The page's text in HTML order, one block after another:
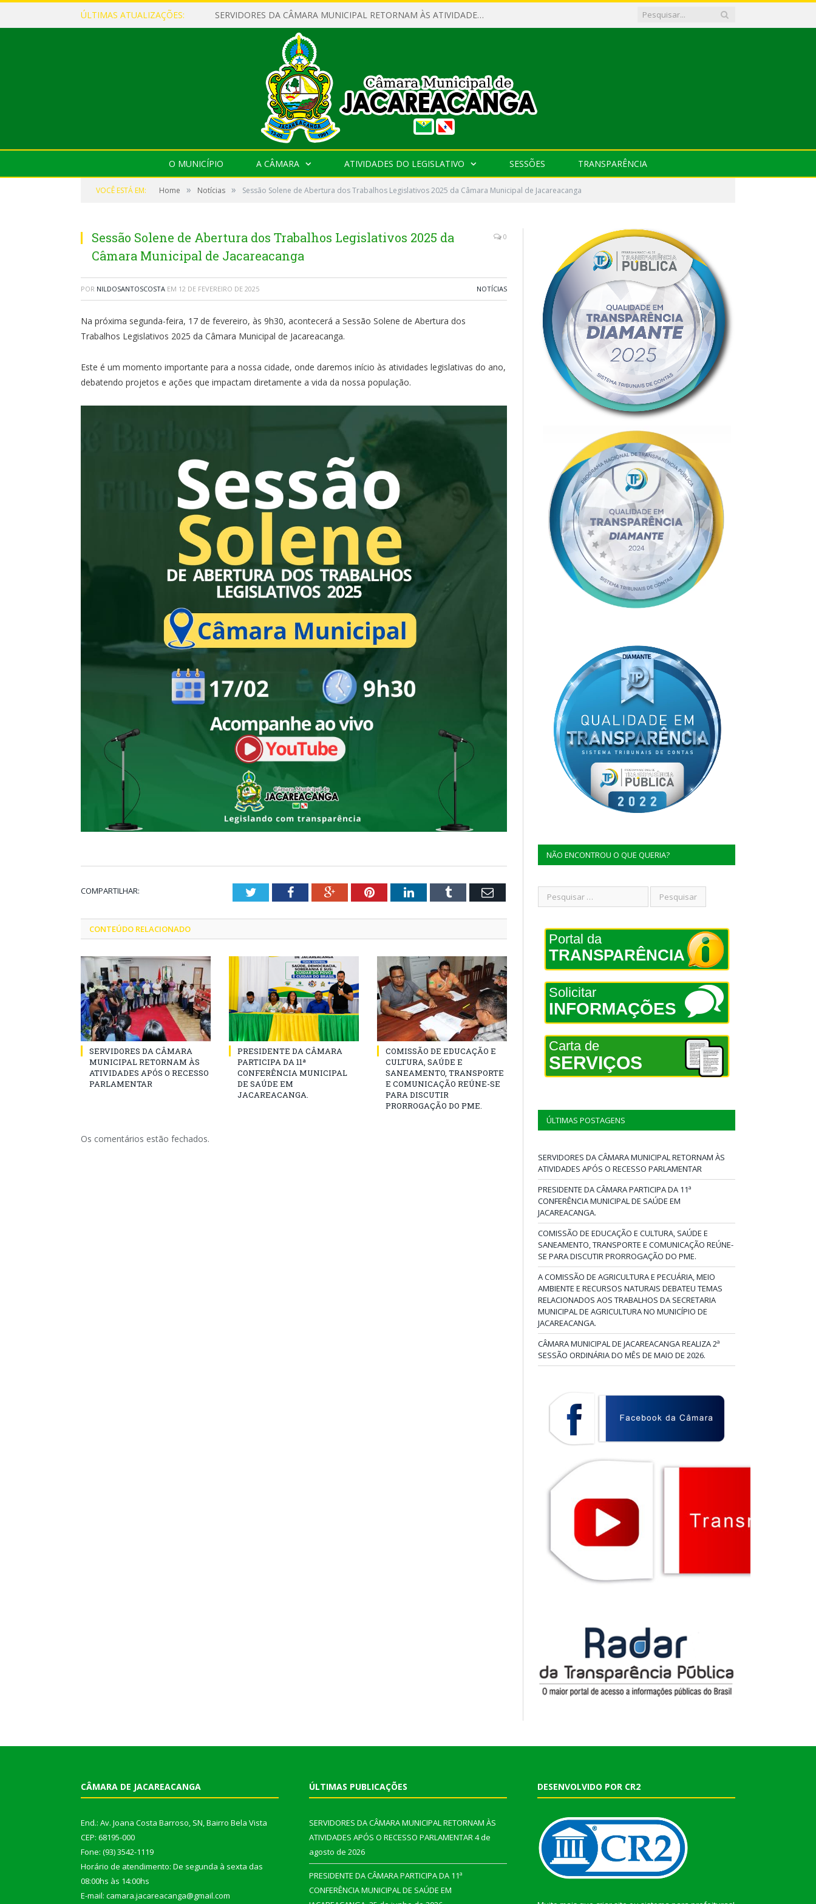
ÚLTIMAS ATUALIZAÇÕES: SERVIDORES DA CÂMARA MUNICIPAL RETORNAM ÀS ATIVIDADES APÓS O RECESSO PARLAMENTAR
O MUNICÍPIO A CÂMARA ATIVIDADES DO LEGISLATIVO SESSÕES TRANSPARÊNCIA
VOCÊ ESTÁ EM: Home » Notícias » Sessão Solene de Abertura dos Trabalhos Legislativos 2025 da Câmara Municipal de Jacareacanga
Sessão Solene de Abertura dos Trabalhos Legislativos 2025 da
Câmara Municipal de Jacareacanga
0
POR NILDOSANTOSCOSTA EM 12 DE FEVEREIRO DE 2025 NOTÍCIAS
Na próxima segunda-feira, 17 de fevereiro, às 9h30, acontecerá a Sessão Solene de Abertura dos
Trabalhos Legislativos 2025 da Câmara Municipal de Jacareacanga.
Este é um momento importante para a nossa cidade, onde daremos início às atividades legislativas do ano,
debatendo projetos e ações que impactam diretamente a vida da nossa população.
COMPARTILHAR: TwitterFacebookGoogle+PinterestLinkedInTumblr Email
CONTEÚDO RELACIONADO
SERVIDORES DA CÂMARA
MUNICIPAL RETORNAM ÀS
ATIVIDADES APÓS O RECESSO
PARLAMENTAR
PRESIDENTE DA CÂMARA
PARTICIPA DA 11ª
CONFERÊNCIA MUNICIPAL
DE SAÚDE EM
JACAREACANGA.
COMISSÃO DE EDUCAÇÃO E
CULTURA, SAÚDE E
SANEAMENTO, TRANSPORTE
E COMUNICAÇÃO REÚNE-SE
PARA DISCUTIR
PRORROGAÇÃO DO PME.
Os comentários estão fechados.
NÃO ENCONTROU O QUE QUERIA?
Portal da
TRANSPARÊNCIA
Solicitar
INFORMAÇÕES
Carta de
SERVIÇOS
ÚLTIMAS POSTAGENS
SERVIDORES DA CÂMARA MUNICIPAL RETORNAM ÀS
ATIVIDADES APÓS O RECESSO PARLAMENTAR
PRESIDENTE DA CÂMARA PARTICIPA DA 11ª
CONFERÊNCIA MUNICIPAL DE SAÚDE EM
JACAREACANGA.
COMISSÃO DE EDUCAÇÃO E CULTURA, SAÚDE E
SANEAMENTO, TRANSPORTE E COMUNICAÇÃO REÚNE-
SE PARA DISCUTIR PRORROGAÇÃO DO PME.
A COMISSÃO DE AGRICULTURA E PECUÁRIA, MEIO
AMBIENTE E RECURSOS NATURAIS DEBATEU TEMAS
RELACIONADOS AOS TRABALHOS DA SECRETARIA
MUNICIPAL DE AGRICULTURA NO MUNICÍPIO DE
JACAREACANGA.
CÂMARA MUNICIPAL DE JACAREACANGA REALIZA 2ª
SESSÃO ORDINÁRIA DO MÊS DE MAIO DE 2026.
CÂMARA DE JACAREACANGA
End.: Av. Joana Costa Barroso, SN, Bairro Bela Vista
CEP: 68195-000
Fone: (93) 3542-1119
Horário de atendimento: De segunda à sexta das
08:00hs às 14:00hs
E-mail: camara.jacareacanga@gmail.com
ÚLTIMAS PUBLICAÇÕES
SERVIDORES DA CÂMARA MUNICIPAL RETORNAM ÀS
ATIVIDADES APÓS O RECESSO PARLAMENTAR4 de
agosto de 2026
PRESIDENTE DA CÂMARA PARTICIPA DA 11ª
CONFERÊNCIA MUNICIPAL DE SAÚDE EM
DESENVOLVIDO POR CR2